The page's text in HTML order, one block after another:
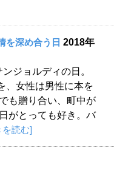
を深め合う日 2018年
ジョルディの日。
、女性は男性に本を
も贈り合い、町中が
がとっても好き。バ
を読む]